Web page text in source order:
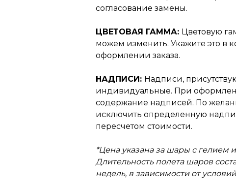
согласование замены.
ЦВЕТОВАЯ ГАММА: Цветовую
можем изменить. Укажите это в
оформлении заказа.
НАДПИСИ: Надписи,
индивидуальные. При
содержание надписей. По
исключить определенную
пересчетом стоимости.
*Цена указана за шары с гелием
Длительность полета шаров
недель, в зависимости от